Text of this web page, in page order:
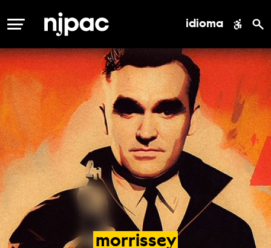
MENÚ idioma
morrissey